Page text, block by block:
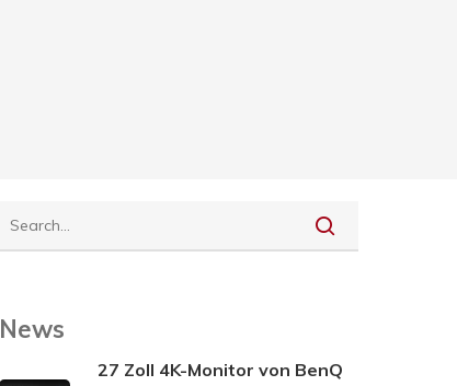
News
27 Zoll 4K-Monitor von BenQ